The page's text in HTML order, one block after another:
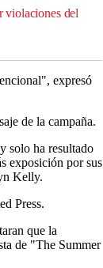
violaciones del
expresó
de la campaña.
solo ha resultado
exposición por sus
Kelly.
Press.
que la
de "The Summer